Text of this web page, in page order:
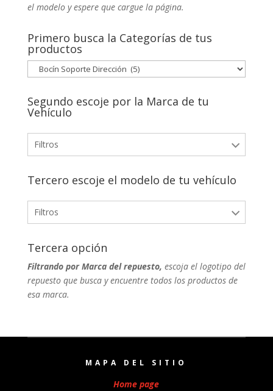
el modelo y espere que cargue la página.
Primero busca la Categorías de tus
productos
Segundo escoje por la Marca de tu
Vehículo
Filtros
Tercero escoje el modelo de tu vehículo
Filtros
Tercera opción
Filtrando por Marca del repuesto, escoja el logotipo del
repuesto que busca y encuentre todos los productos de
esa marca.
MAPA DEL SITIO
Home page